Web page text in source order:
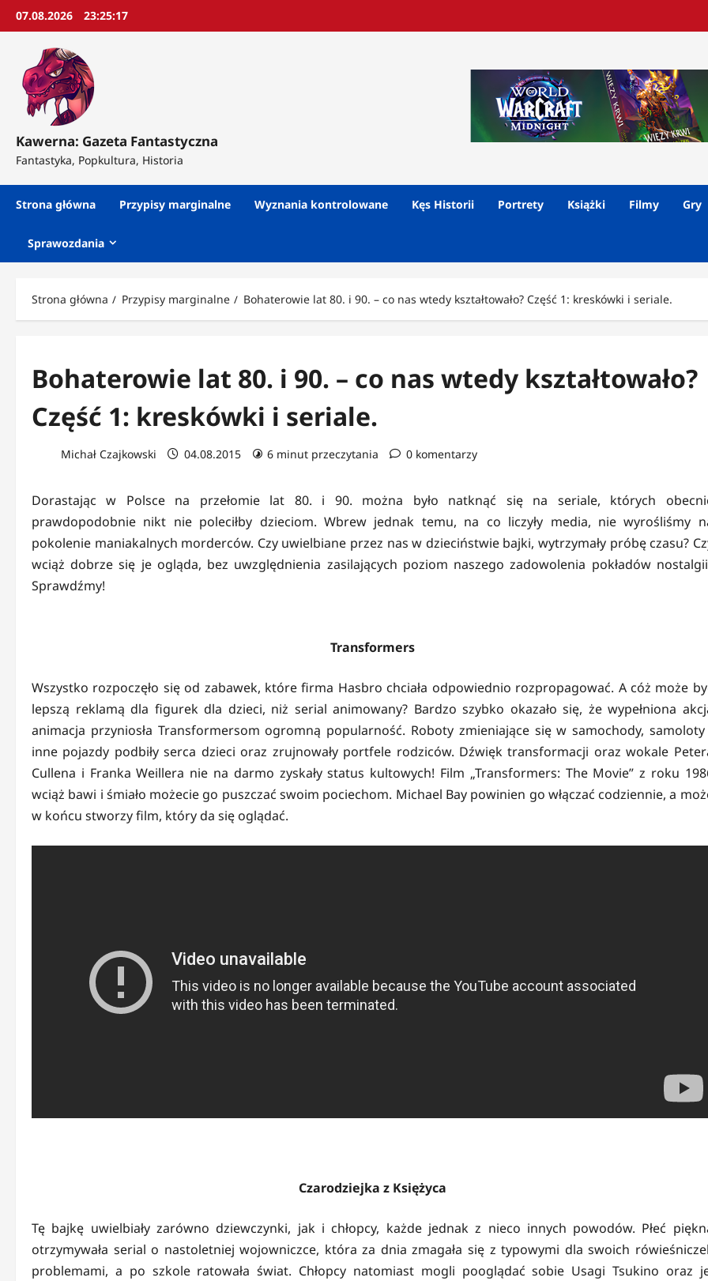
Przejdź
07.08.2026 23:25:18
Kawerna: Gazeta Fantastyczna
Fantastyka, Popkultura, Historia
Strona główna Przypisy marginalne Wyznania kontrolowane Kęs Historii Portrety Książki Filmy Gry
Sprawozdania
Strona główna Przypisy marginalne Bohaterowie lat 80. i 90. – co nas wtedy kształtowało? Część 1: kreskówki i seriale.
Bohaterowie lat 80. i 90. – co nas wtedy kształtowało?
Część 1: kreskówki i seriale.
Michał Czajkowski 04.08.2015 6 minut przeczytania 0 komentarzy
Dorastając w Polsce na przełomie lat 80. i 90. można było natknąć się na seriale, których
prawdopodobnie nikt nie poleciłby dzieciom. Wbrew jednak temu, na co liczyły media, nie wyrośliśmy
pokolenie maniakalnych morderców. Czy uwielbiane przez nas w dzieciństwie bajki, wytrzymały próbę czasu?
wciąż dobrze się je ogląda, bez uwzględnienia zasilających poziom naszego zadowolenia pokładów
Sprawdźmy!
Transformers
Wszystko rozpoczęło się od zabawek, które firma Hasbro chciała odpowiednio rozpropagować. A cóż może
lepszą reklamą dla figurek dla dzieci, niż serial animowany? Bardzo szybko okazało się, że wypełniona
animacja przyniosła Transformersom ogromną popularność. Roboty zmieniające się w samochody,
inne pojazdy podbiły serca dzieci oraz zrujnowały portfele rodziców. Dźwięk transformacji oraz wokale
Cullena i Franka Weillera nie na darmo zyskały status kultowych! Film „Transformers: The Movie” z roku
wciąż bawi i śmiało możecie go puszczać swoim pociechom. Michael Bay powinien go włączać codziennie, a
w końcu stworzy film, który da się oglądać.
Czarodziejka z Księżyca
Tę bajkę uwielbiały zarówno dziewczynki, jak i chłopcy, każde jednak z nieco innych powodów. Płeć
otrzymywała serial o nastoletniej wojowniczce, która za dnia zmagała się z typowymi dla swoich
problemami, a po szkole ratowała świat. Chłopcy natomiast mogli pooglądać sobie Usagi Tsukino oraz